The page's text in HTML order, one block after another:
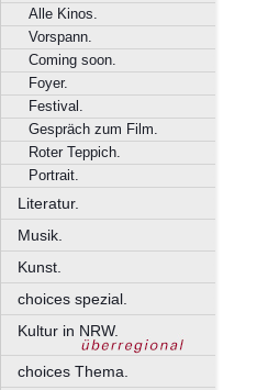
Alle Kinos.
Vorspann.
Coming soon.
Foyer.
Festival.
Gespräch zum Film.
Roter Teppich.
Portrait.
Literatur.
Musik.
Kunst.
choices spezial.
Kultur in NRW.
choices Thema.